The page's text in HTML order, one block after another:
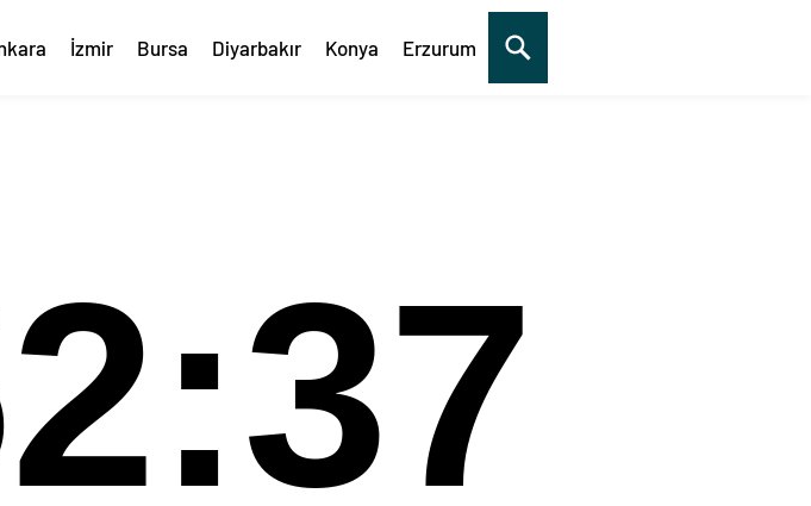
İzmir Bursa Diyarbakır Konya Erzurum